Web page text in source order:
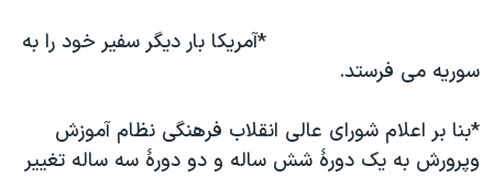
*آمريکا بار ديگر سفير خود را به
سوريه می فرستد.
*بنا بر اعلام شورای عالی انقلاب فرهنگی نظام آموزش
وپرورش به يک دورۀ شش ساله و دو دورۀ سه ساله تغيير